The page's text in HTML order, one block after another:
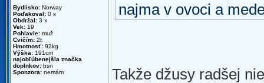
Bydlisko: Norway
Poďakoval: 0 x
Obdržal: 3 x
Vek: 19
Pohlavie: muž
Cvičím: 2r.
Hmotnosť: 92kg
Výška: 191cm
najobľúbenejšia značka
doplnkov: bsn
Sponzora: nemám
najma v ovoci a
Takže džusy radšej